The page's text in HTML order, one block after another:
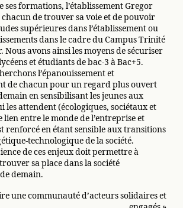
ses formations, l’établissement Gregor
de trouver sa voie et de pouvoir
supérieures dans l’établissement ou
dans le cadre du Campus Trinité
Nous avons ainsi les moyens de sécuriser
et étudiants de bac-3 à Bac+5.
l’épanouissement et
de chacun pour un regard plus ouvert
en sensibilisant les jeunes aux
les attendent (écologiques, sociétaux et
lien entre le monde de l’entreprise et
renforcé en étant sensible aux transitions
technologique de la société.
de ces enjeux doit permettre à
sa place dans la société
demain.
une communauté d’acteurs solidaires et